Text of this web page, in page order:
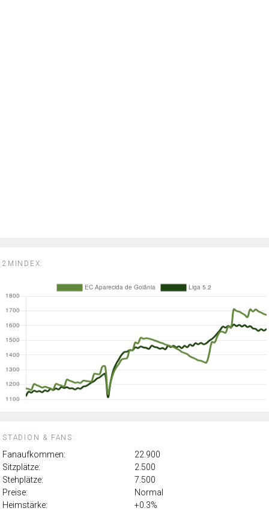
2MINDEX:
STADION & FANS:
Fanaufkommen:
22.900
Sitzplätze:
2.500
Stehplätze:
7.500
Preise:
Normal
Heimstärke:
+0.3%